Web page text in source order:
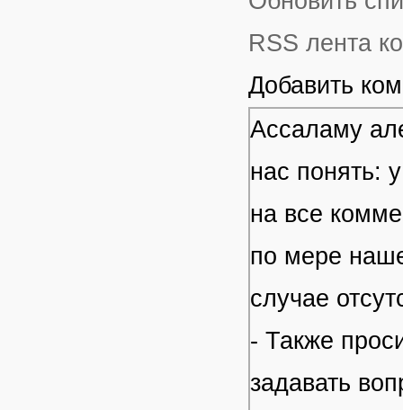
RSS лента
Добавить
Ассаламу
нас понять:
на все
по мере
случае
- Также
задавать